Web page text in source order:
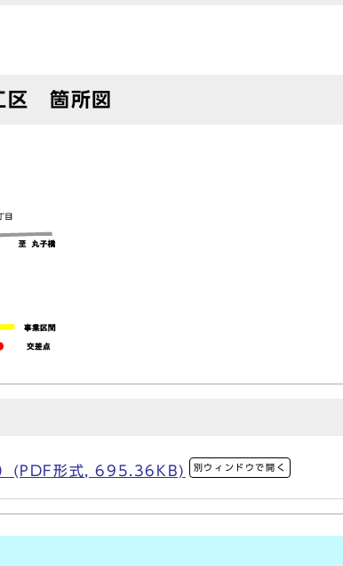
区 箇所図
）(PDF形式, 695.36KB) 別ウィンドウで開く